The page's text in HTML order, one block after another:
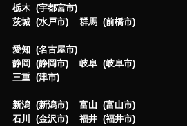
栃木
宇都宮市
茨城
水戸市 群馬 前橋市
愛知
名古屋市
静岡
静岡市 岐阜
岐阜市
三重
津市
新潟 新潟市 富山
富山市
石川
金沢市 福井
福井市